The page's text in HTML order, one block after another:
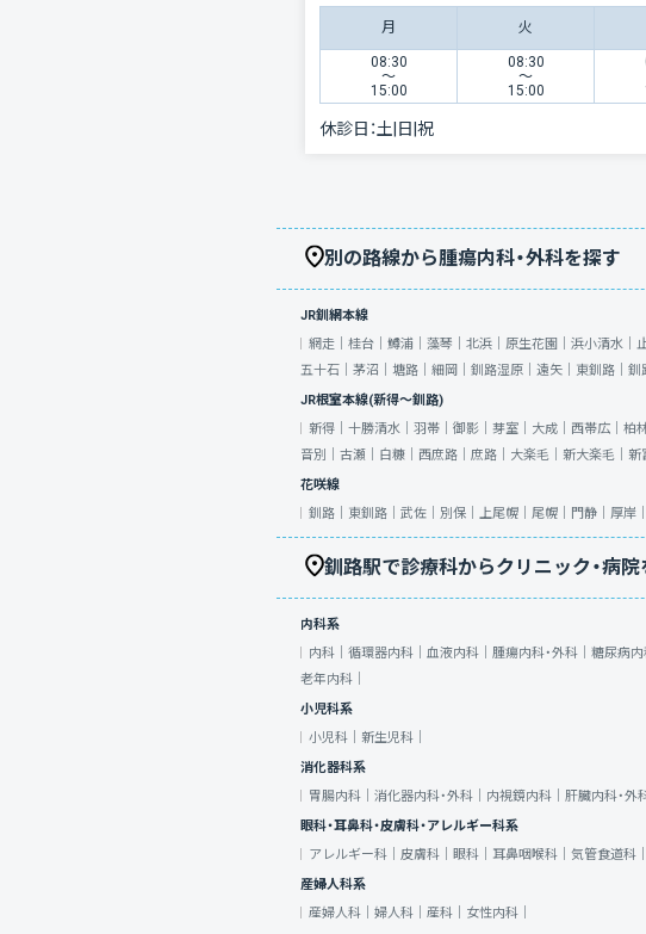
月 火
08:30
〜
15:00
08:30
〜
15:00
休診日：土|日|祝
別の路線から腫瘍内科・外科を探す
JR釧網本線
網走｜ 桂台｜ 鱒浦｜ 藻琴｜ 北浜｜ 原生花園｜ 浜小清水｜
五十石｜ 茅沼｜ 塘路｜ 細岡｜ 釧路湿原｜ 遠矢｜ 東釧路｜ 釧
JR根室本線(新得～釧路)
新得｜ 十勝清水｜ 羽帯｜ 御影｜ 芽室｜ 大成｜ 西帯広｜ 柏
音別｜ 古瀬｜ 白糠｜ 西庶路｜ 庶路｜ 大楽毛｜ 新大楽毛｜ 新
花咲線
釧路｜ 東釧路｜ 武佐｜ 別保｜ 上尾幌｜ 尾幌｜ 門静｜ 厚岸｜
釧路駅で診療科からクリニック・病院
内科系
内科｜ 循環器内科｜ 血液内科｜ 腫瘍内科・外科｜ 糖尿病内
老年内科｜
小児科系
小児科｜ 新生児科｜
消化器科系
胃腸内科｜ 消化器内科・外科｜ 内視鏡内科｜ 肝臓内科・外
眼科・耳鼻科・皮膚科・アレルギー科系
アレルギー科｜ 皮膚科｜ 眼科｜ 耳鼻咽喉科｜ 気管食道科｜
産婦人科系
産婦人科｜ 婦人科｜ 産科｜ 女性内科｜